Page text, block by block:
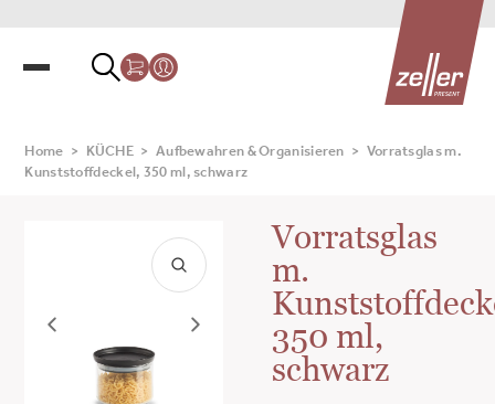
Home > KÜCHE > Aufbewahren & Organisieren >
Vorratsglas m.
Kunststoffdeckel, 350 ml, schwarz
Vorratsglas
m.
350 ml,
schwarz